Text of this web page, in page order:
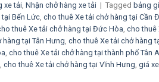
xe tải, Nhận chở hàng xe tải | Tagged bảng
Bến Lức, cho thuê Xe tải chở hàng tại Cần
thuê Xe tải chở hàng tại Đức Hòa, cho thuê
tại Tân Hưng, cho thuê Xe tải chở hàng
, cho thuê Xe tải chở hàng tại thành phố Tân
, cho thuê Xe tải chở hàng tại Vĩnh Hưng, giá